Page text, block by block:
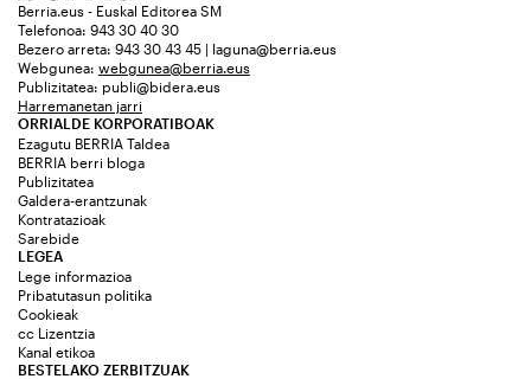
Berria.eus - Euskal Editorea SM
Telefonoa: 943 30 40 30
Bezero arreta: 943 30 43 45 | laguna@berria.eus
Webgunea: webgunea@berria.eus
Publizitatea: publi@bidera.eus
Harremanetan jarri
ORRIALDE KORPORATIBOAK
Ezagutu BERRIA Taldea
BERRIA berri bloga
Publizitatea
Galdera-erantzunak
Kontratazioak
Sarebide
LEGEA
Lege informazioa
Pribatutasun politika
Cookieak
cc Lizentzia
Kanal etikoa
BESTELAKO ZERBITZUAK